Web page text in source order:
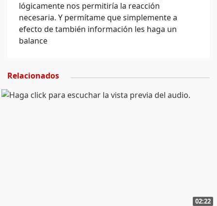
lógicamente nos permitiría la reacción
necesaria. Y permítame que simplemente a
efecto de también información les haga un
balance
Relacionados
02:22